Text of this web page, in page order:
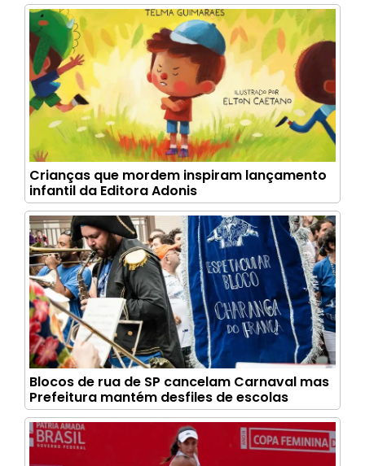
Crianças que mordem inspiram lançamento
infantil da Editora Adonis
Blocos de rua de SP cancelam Carnaval mas
Prefeitura mantém desfiles de escolas